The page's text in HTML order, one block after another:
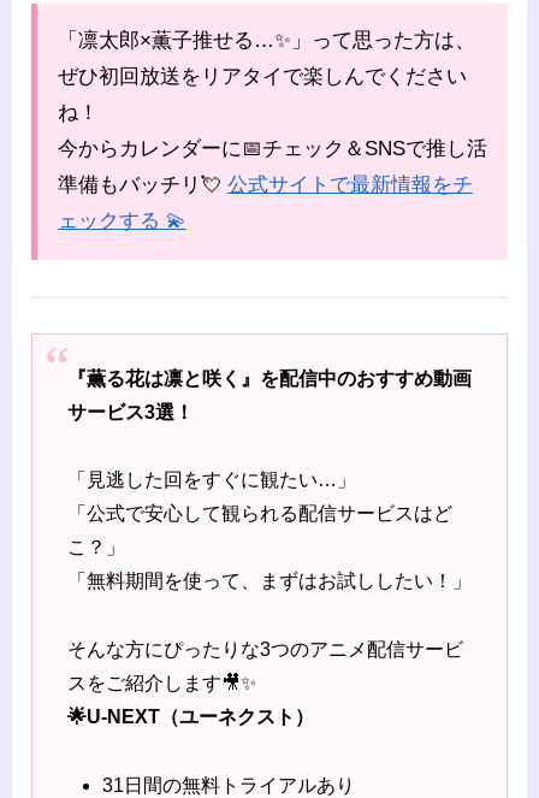
「凛太郎×薫子推せる…✨」って思った方は、
ぜひ初回放送をリアタイで楽しんでください
ね！
今からカレンダーに📅チェック＆SNSで推し活
準備もバッチリ💘 公式サイトで最新情報をチ
ェックする 💫
『薫る花は凛と咲く』を配信中のおすすめ動画
サービス3選！
「見逃した回をすぐに観たい…」
「公式で安心して観られる配信サービスはど
こ？」
「無料期間を使って、まずはお試ししたい！」
そんな方にぴったりな3つのアニメ配信サービ
スをご紹介します🎥✨
🌟U-NEXT（ユーネクスト）
31日間の無料トライアルあり